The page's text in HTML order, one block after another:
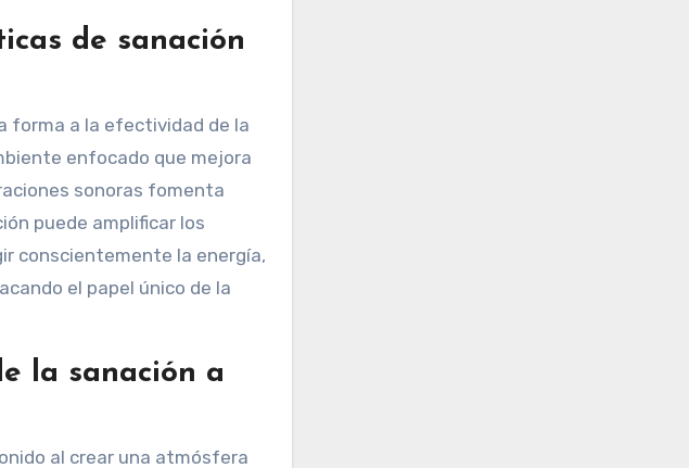
de sanación
forma a la efectividad de la
enfocado que mejora
sonoras fomenta
puede amplificar los
conscientemente la energía,
el papel único de la
la sanación a
al crear una atmósfera